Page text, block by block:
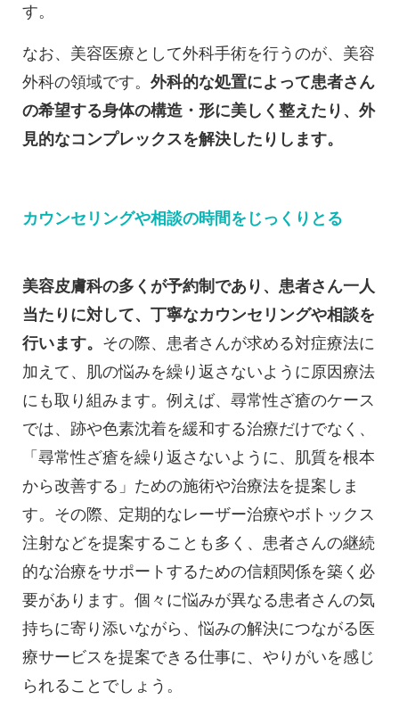
す。
なお、美容医療として外科手術を行うのが、美容
外科の領域です。 外科的な処置によって患者さん
の希望する身体の構造・形に美しく整えたり、外
見的なコンプレックスを解決したりします。
カウンセリングや相談の時間をじっくりとる
美容皮膚科の多くが予約制であり、患者さん一人
当たりに対して、丁寧なカウンセリングや相談を
行います。 その際、患者さんが求める対症療法に
加えて、肌の悩みを繰り返さないように原因療法
にも取り組みます。例えば、尋常性ざ瘡のケース
では、跡や色素沈着を緩和する治療だけでなく、
「尋常性ざ瘡を繰り返さないように、肌質を根本
から改善する」ための施術や治療法を提案しま
す。その際、定期的なレーザー治療やボトックス
注射などを提案することも多く、患者さんの継続
的な治療をサポートするための信頼関係を築く必
要があります。個々に悩みが異なる患者さんの気
持ちに寄り添いながら、悩みの解決につながる医
療サービスを提案できる仕事に、やりがいを感じ
られることでしょう。